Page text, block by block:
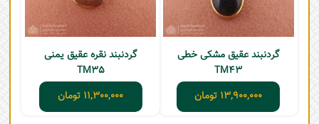
گردنبند عقیق مشکی خطی
TM43
13,900,000 تومان
گردنبند نقره عقیق یمنی
TM35
11,300,000 تومان